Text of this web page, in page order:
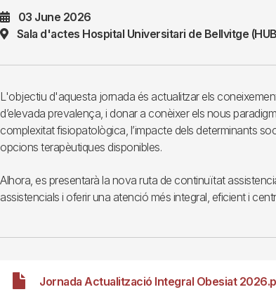
03 June 2026
Sala d'actes Hospital Universitari de Bellvitge
L'objectiu d'aquesta jornada és actualitzar els
d’elevada prevalença, i donar a conèixer els nous
complexitat fisiopatològica, l’impacte dels determinants
opcions terapèutiques disponibles.
Alhora, es presentarà la nova ruta de continuïtat
assistencials i oferir una atenció més integral, eficient i
Jornada Actualització Integral Obesiat